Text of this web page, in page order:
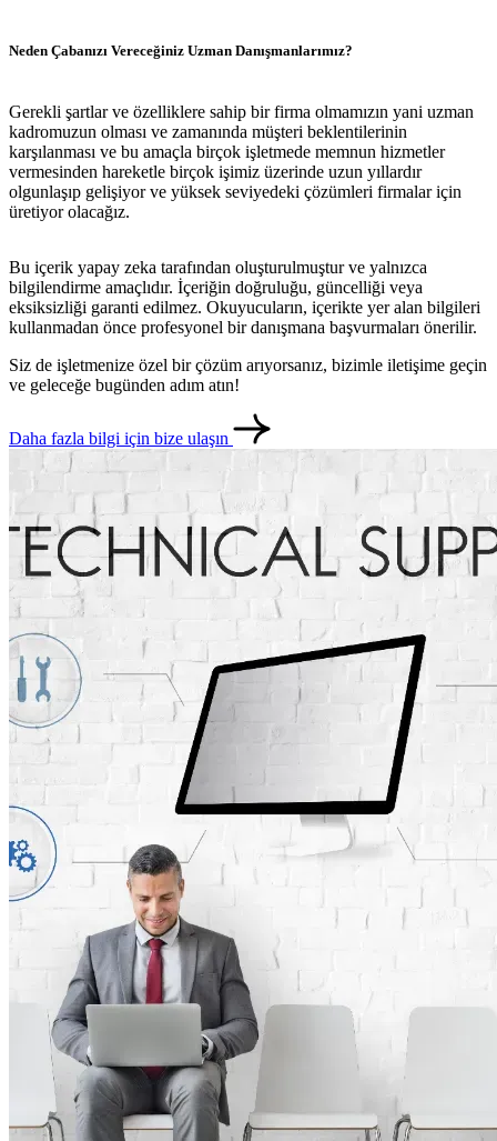
Neden Çabanızı Vereceğiniz Uzman Danışmanlarımız?
Gerekli şartlar ve özelliklere sahip bir firma olmamızın yani uzman
kadromuzun olması ve zamanında müşteri beklentilerinin
karşılanması ve bu amaçla birçok işletmede memnun hizmetler
vermesinden hareketle birçok işimiz üzerinde uzun yıllardır
olgunlaşıp gelişiyor ve yüksek seviyedeki çözümleri firmalar için
üretiyor olacağız.
Bu içerik yapay zeka tarafından oluşturulmuştur ve yalnızca
bilgilendirme amaçlıdır. İçeriğin doğruluğu, güncelliği veya
eksiksizliği garanti edilmez. Okuyucuların, içerikte yer alan bilgileri
kullanmadan önce profesyonel bir danışmana başvurmaları önerilir.
Siz de işletmenize özel bir çözüm arıyorsanız, bizimle iletişime geçin
ve geleceğe bugünden adım atın!
Daha fazla bilgi için bize ulaşın